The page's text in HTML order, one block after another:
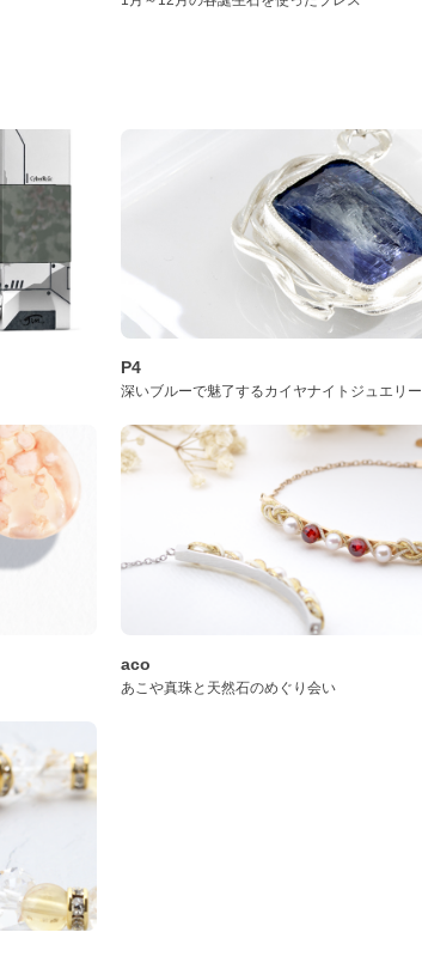
P4
深いブルーで魅了するカイヤナイトジュエリー
aco
あこや真珠と天然石のめぐり会い